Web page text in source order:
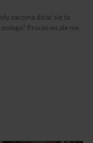
zaczyna dziać się ta
Proces wcale nie